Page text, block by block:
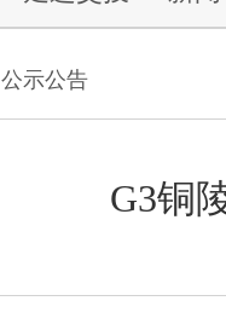
公示公告
G3铜